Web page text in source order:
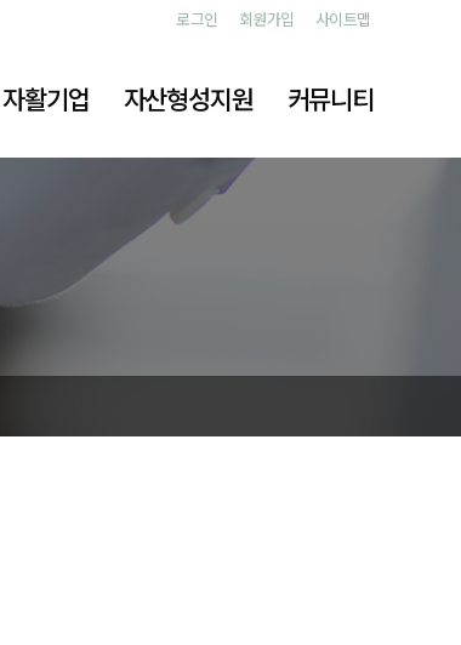
로그인 회원가입 사이트맵
자활기업 자산형성지원 커뮤니티